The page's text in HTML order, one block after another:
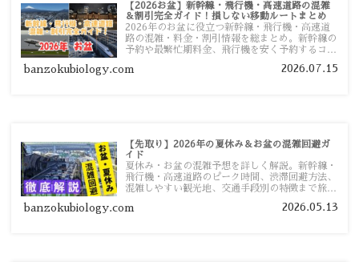
【2026お盆】新幹線・飛行機・高速道路の混雑
＆割引完全ガイド！損しない移動ルートまとめ
2026年のお盆に役立つ新幹線・飛行機・高速道
路の混雑・料金・割引情報を総まとめ。新幹線の
予約や最繁忙期料金、飛行機を安く予約するコ
い移動方法を分かりやすく解説します。
banzokubiology.com 2026.07.15
【先取り】2026年の夏休み＆お盆の混雑回避ガ
イド
夏休み・お盆の混雑予想を詳しく解説。新幹線・
飛行機・高速道路のピーク時間、渋滞回避方法、
混雑しやすい観光地、交通手段別の特徴まで旅行
banzokubiology.com 2026.05.13